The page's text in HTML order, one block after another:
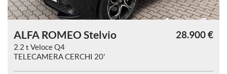
ALFA ROMEO Stelvio
2.2 t Veloce Q4
TELECAMERA CERCHI 20'
28.900 €